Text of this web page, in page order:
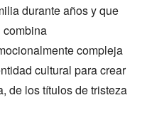
durante años y que
combina
compleja
cultural para crear
de los títulos de tristeza